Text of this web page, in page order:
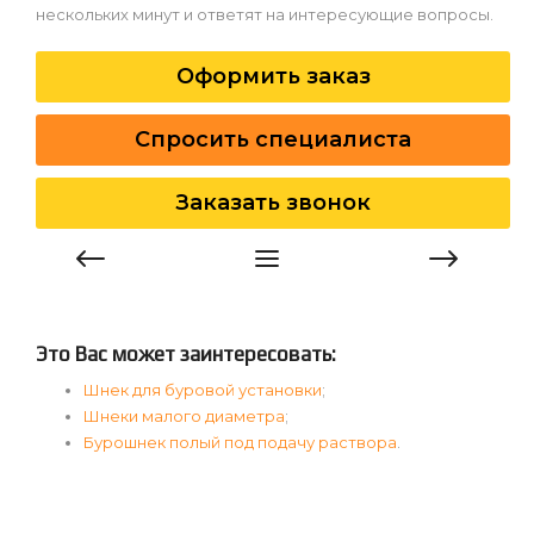
нескольких минут и ответят на интересующие вопросы.
Оформить заказ
Спросить специалиста
Заказать звонок
Это Вас может заинтересовать:
Шнек для буровой установки;
Шнеки малого диаметра;
Бурошнек полый под подачу раствора